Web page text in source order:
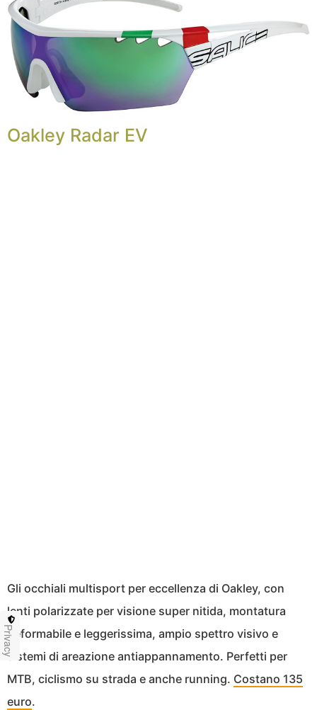
Oakley Radar EV
Gli occhiali multisport per eccellenza di Oakley, con
lenti polarizzate per visione super nitida, montatura
deformabile e leggerissima, ampio spettro visivo e
sistemi di areazione antiappannamento. Perfetti per
MTB, ciclismo su strada e anche running. Costano 135
euro.
Privacy